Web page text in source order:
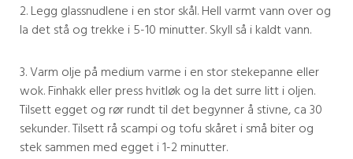
2. Legg glassnudlene i en stor skål. Hell varmt vann over og
la det stå og trekke i 5-10 minutter. Skyll så i kaldt vann.
3. Varm olje på medium varme i en stor stekepanne eller
wok. Finhakk eller press hvitløk og la det surre litt i oljen.
Tilsett egget og rør rundt til det begynner å stivne, ca 30
sekunder. Tilsett rå scampi og tofu skåret i små biter og
stek sammen med egget i 1-2 minutter.